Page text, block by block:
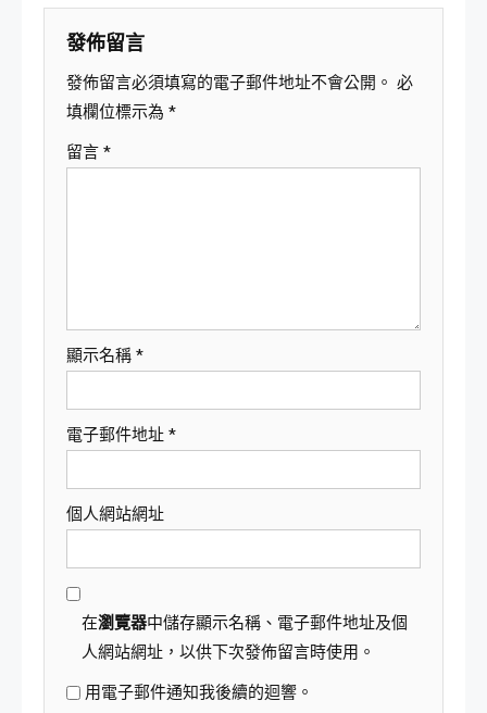
覽
發佈留言
發佈留言必須填寫的電子郵件地址不會公開。 必
填欄位標示為 *
留言 *
顯示名稱 *
電子郵件地址 *
個人網站網址
在瀏覽器中儲存顯示名稱、電子郵件地址及個
人網站網址，以供下次發佈留言時使用。
用電子郵件通知我後續的迴響。